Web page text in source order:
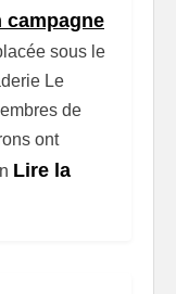
campagne
sous le
Le
de
ont
Lire la